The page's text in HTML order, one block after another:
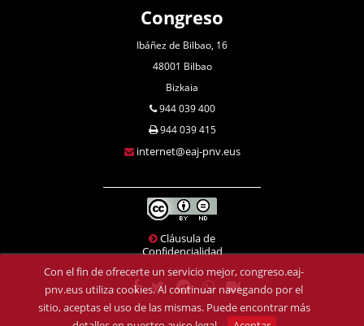
Congreso
Ibáñez de Bilbao, 16
48001 Bilbao
Bizkaia
944 039 400
944 039 415
internet@eaj-pnv.eus
Cláusula de
Confidencialidad
Con el fin de ofrecerte un servicio mejor, congreso.eaj-
pnv.eus utiliza cookies. Al continuar navegando por el
sitio, aceptas el uso de las mismas. Puede encontrar más